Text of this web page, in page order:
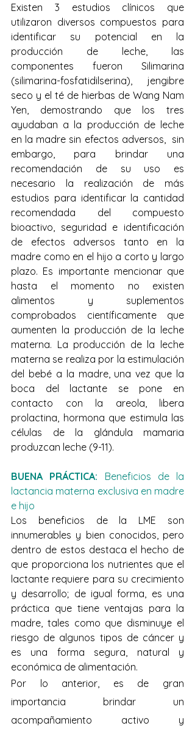
Existen 3 estudios clínicos que
utilizaron diversos compuestos para
identificar su potencial en la
producción de leche, las
componentes fueron Silimarina
(silimarina-fosfatidilserina), jengibre
seco y el té de hierbas de Wang Nam
Yen, demostrando que los tres
ayudaban a la producción de leche
en la madre sin efectos adversos,  sin
embargo, para brindar una
recomendación de su uso es
necesario la realización de más
estudios para identificar la cantidad
recomendada del compuesto
bioactivo, seguridad e identificación
de efectos adversos tanto en la
madre como en el hijo a corto y largo
plazo. Es importante mencionar que
hasta el momento no existen
alimentos y suplementos
comprobados científicamente que
aumenten la producción de la leche
materna. La producción de la leche
materna se realiza por la estimulación
del bebé a la madre, una vez que la
boca del lactante se pone en
contacto con la areola, libera
prolactina, hormona que estimula las
células de la glándula mamaria
produzcan leche (9-11).
BUENA PRÁCTICA: Beneficios de la
lactancia materna exclusiva en madre
e hijo
Los beneficios de la LME son
innumerables y bien conocidos, pero
dentro de estos destaca el hecho de
que proporciona los nutrientes que el
lactante requiere para su crecimiento
y desarrollo; de igual forma, es una
práctica que tiene ventajas para la
madre, tales como que disminuye el
riesgo de algunos tipos de cáncer y
es una forma segura, natural y
económica de alimentación.
Por lo anterior, es de gran
importancia brindar un
acompañamiento activo y